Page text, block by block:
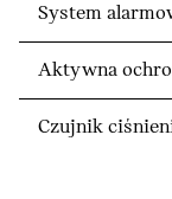
System
Aktywna
Czujnik